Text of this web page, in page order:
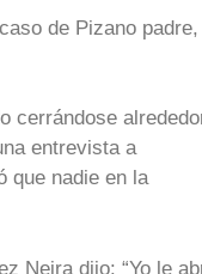
de Pizano padre,
cerrándose
entrevista a
que nadie en la
Neira dijo: “Yo le